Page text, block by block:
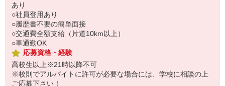
あり
○社員登用あり
○履歴書不要の簡単面接
○交通費全額支給（片道10km以上）
○車通勤OK
応募資格・経験
高校生以上※21時以降不可
※校則でアルバイトに許可が必要な場合には、学校に相談の上
ご応募下さい！